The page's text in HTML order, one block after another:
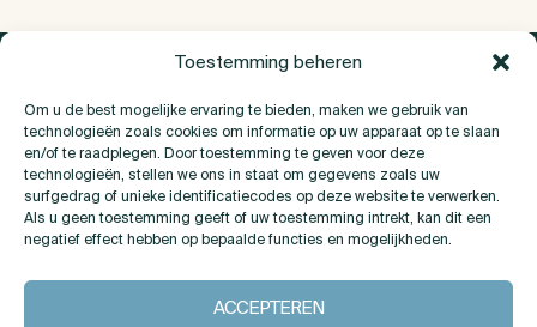
Toestemming beheren
Om u de best mogelijke ervaring te bieden, maken we gebruik van
technologieën zoals cookies om informatie op uw apparaat op te slaan
en/of te raadplegen. Door toestemming te geven voor deze
technologieën, stellen we ons in staat om gegevens zoals uw
surfgedrag of unieke identificatiecodes op deze website te verwerken.
Als u geen toestemming geeft of uw toestemming intrekt, kan dit een
negatief effect hebben op bepaalde functies en mogelijkheden.
ACCEPTEREN
Over Ons